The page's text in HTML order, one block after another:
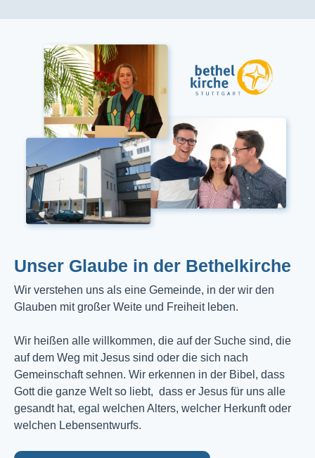
Unser Glaube in der Bethelkirche
Wir verstehen uns als eine Gemeinde, in der wir den
Glauben mit großer Weite und Freiheit leben.
Wir heißen alle willkommen, die auf der Suche sind, die
auf dem Weg mit Jesus sind oder die sich nach
Gemeinschaft sehnen. Wir erkennen in der Bibel, dass
Gott die ganze Welt so liebt, dass er Jesus für uns alle
gesandt hat, egal welchen Alters, welcher Herkunft oder
welchen Lebensentwurfs.